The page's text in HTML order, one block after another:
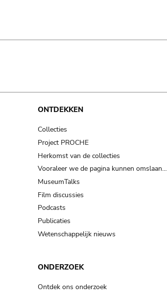
ONTDEKKEN
Collecties
Project PROCHE
Herkomst van de collecties
Vooraleer we de pagina kunnen omslaan…
MuseumTalks
Film discussies
Podcasts
Publicaties
Wetenschappelijk nieuws
ONDERZOEK
Ontdek ons onderzoek